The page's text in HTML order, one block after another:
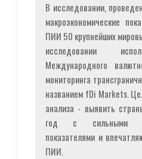
В исследовании,
макроэкономические
ПИИ 50 крупнейших
исследовании
Международного
мониторинга
названием fDi Markets.
анализа - выявить
год с сильными
показателями и
ПИИ.